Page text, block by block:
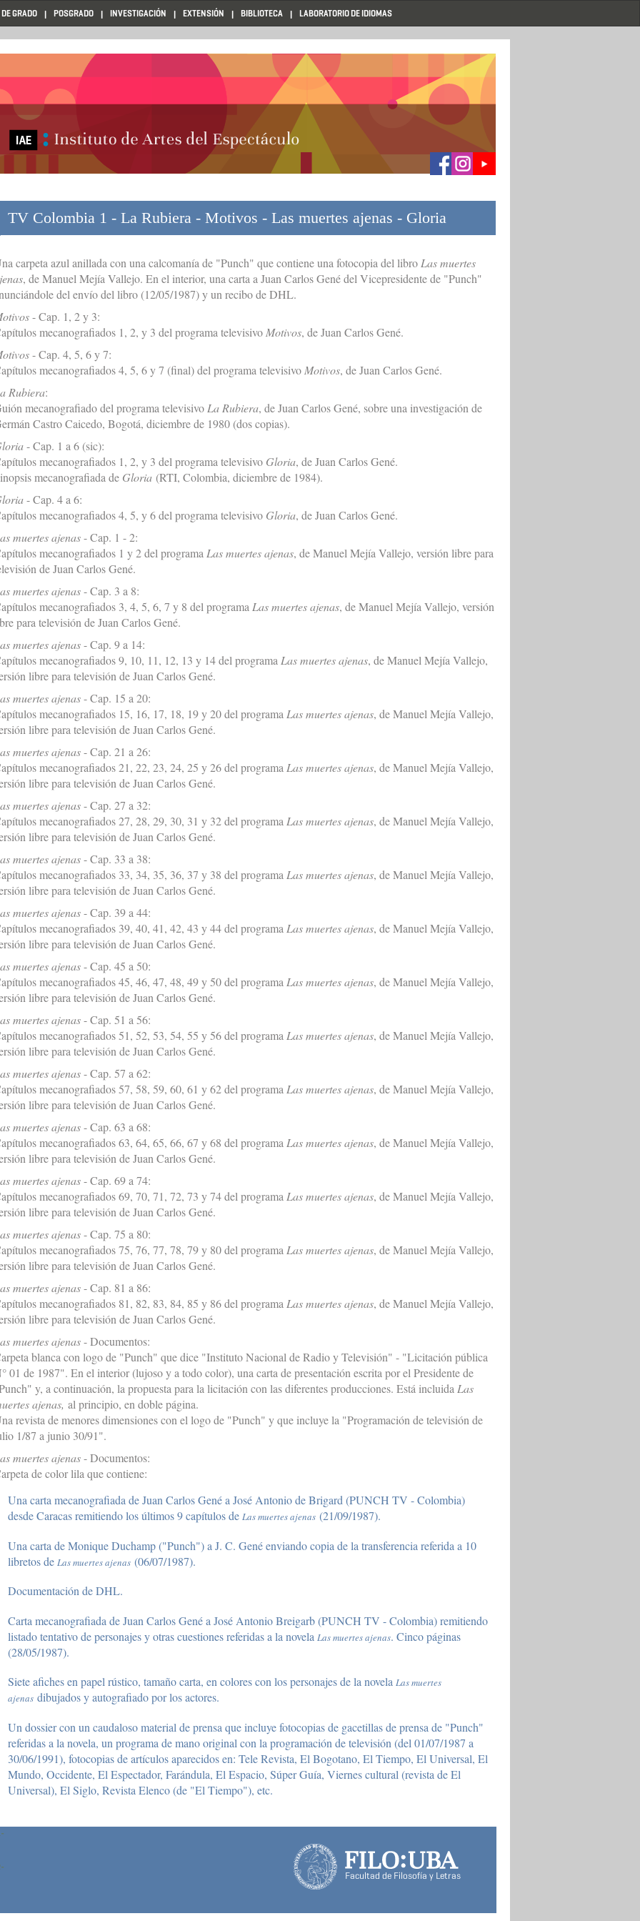
GRADO POSGRADO INVESTIGACIÓN EXTENSIÓN BIBLIOTECA LABORATORIO DE IDIOMAS
TV Colombia 1 - La Rubiera - Motivos - Las muertes ajenas - Gloria
carpeta azul anillada con una calcomanía de "Punch" que contiene una fotocopia del libro Las muertes
, de Manuel Mejía Vallejo. En el interior, una carta a Juan Carlos Gené del Vicepresidente de "Punch"
del envío del libro (12/05/1987) y un recibo de DHL.
- Cap. 1, 2 y 3:
mecanografiados 1, 2, y 3 del programa televisivo Motivos, de Juan Carlos Gené.
- Cap. 4, 5, 6 y 7:
mecanografiados 4, 5, 6 y 7 (final) del programa televisivo Motivos, de Juan Carlos Gené.
Rubiera:
mecanografiado del programa televisivo La Rubiera, de Juan Carlos Gené, sobre una investigación de
Castro Caicedo, Bogotá, diciembre de 1980 (dos copias).
- Cap. 1 a 6 (sic):
mecanografiados 1, 2, y 3 del programa televisivo Gloria, de Juan Carlos Gené.
mecanografiada de Gloria (RTI, Colombia, diciembre de 1984).
- Cap. 4 a 6:
mecanografiados 4, 5, y 6 del programa televisivo Gloria, de Juan Carlos Gené.
muertes ajenas- Cap. 1 - 2:
mecanografiados 1 y 2 del programa Las muertes ajenas, de Manuel Mejía Vallejo, versión libre para
de Juan Carlos Gené.
muertes ajenas- Cap. 3 a 8:
mecanografiados 3, 4, 5, 6, 7 y 8 del programa Las muertes ajenas, de Manuel Mejía Vallejo, versión
para televisión de Juan Carlos Gené.
muertes ajenas- Cap. 9 a 14:
mecanografiados 9, 10, 11, 12, 13 y 14 del programa Las muertes ajenas, de Manuel Mejía Vallejo,
libre para televisión de Juan Carlos Gené.
muertes ajenas- Cap. 15 a 20:
mecanografiados 15, 16, 17, 18, 19 y 20 del programa Las muertes ajenas, de Manuel Mejía Vallejo,
libre para televisión de Juan Carlos Gené.
muertes ajenas- Cap. 21 a 26:
mecanografiados 21, 22, 23, 24, 25 y 26 del programa Las muertes ajenas, de Manuel Mejía Vallejo,
libre para televisión de Juan Carlos Gené.
muertes ajenas- Cap. 27 a 32:
mecanografiados 27, 28, 29, 30, 31 y 32 del programa Las muertes ajenas, de Manuel Mejía Vallejo,
libre para televisión de Juan Carlos Gené.
muertes ajenas- Cap. 33 a 38:
mecanografiados 33, 34, 35, 36, 37 y 38 del programa Las muertes ajenas, de Manuel Mejía Vallejo,
libre para televisión de Juan Carlos Gené.
muertes ajenas- Cap. 39 a 44:
mecanografiados 39, 40, 41, 42, 43 y 44 del programa Las muertes ajenas, de Manuel Mejía Vallejo,
libre para televisión de Juan Carlos Gené.
muertes ajenas- Cap. 45 a 50:
mecanografiados 45, 46, 47, 48, 49 y 50 del programa Las muertes ajenas, de Manuel Mejía Vallejo,
libre para televisión de Juan Carlos Gené.
muertes ajenas- Cap. 51 a 56:
mecanografiados 51, 52, 53, 54, 55 y 56 del programa Las muertes ajenas, de Manuel Mejía Vallejo,
libre para televisión de Juan Carlos Gené.
muertes ajenas- Cap. 57 a 62:
mecanografiados 57, 58, 59, 60, 61 y 62 del programa Las muertes ajenas, de Manuel Mejía Vallejo,
libre para televisión de Juan Carlos Gené.
muertes ajenas- Cap. 63 a 68:
mecanografiados 63, 64, 65, 66, 67 y 68 del programa Las muertes ajenas, de Manuel Mejía Vallejo,
libre para televisión de Juan Carlos Gené.
muertes ajenas- Cap. 69 a 74:
mecanografiados 69, 70, 71, 72, 73 y 74 del programa Las muertes ajenas, de Manuel Mejía Vallejo,
libre para televisión de Juan Carlos Gené.
muertes ajenas- Cap. 75 a 80:
mecanografiados 75, 76, 77, 78, 79 y 80 del programa Las muertes ajenas, de Manuel Mejía Vallejo,
libre para televisión de Juan Carlos Gené.
muertes ajenas- Cap. 81 a 86:
mecanografiados 81, 82, 83, 84, 85 y 86 del programa Las muertes ajenas, de Manuel Mejía Vallejo,
libre para televisión de Juan Carlos Gené.
muertes ajenas- Documentos:
blanca con logo de "Punch" que dice "Instituto Nacional de Radio y Televisión" - "Licitación pública
01 de 1987". En el interior (lujoso y a todo color), una carta de presentación escrita por el Presidente de
y, a continuación, la propuesta para la licitación con las diferentes producciones. Está incluida Las
ajenas, al principio, en doble página.
revista de menores dimensiones con el logo de "Punch" y que incluye la "Programación de televisión de
1/87 a junio 30/91".
muertes ajenas- Documentos:
de color lila que contiene:
Una carta mecanografiada de Juan Carlos Gené a José Antonio de Brigard (PUNCH TV - Colombia)
desde Caracas remitiendo los últimos 9 capítulos de Las muertes ajenas (21/09/1987).
Una carta de Monique Duchamp ("Punch") a J. C. Gené enviando copia de la transferencia referida a 10
libretos de Las muertes ajenas (06/07/1987).
Documentación de DHL.
Carta mecanografiada de Juan Carlos Gené a José Antonio Breigarb (PUNCH TV - Colombia) remitiendo
listado tentativo de personajes y otras cuestiones referidas a la novela Las muertes ajenas. Cinco páginas
(28/05/1987).
Siete afiches en papel rústico, tamaño carta, en colores con los personajes de la novela Las muertes
ajenas dibujados y autografiado por los actores.
Un dossier con un caudaloso material de prensa que incluye fotocopias de gacetillas de prensa de "Punch"
referidas a la novela, un programa de mano original con la programación de televisión (del 01/07/1987 a
30/06/1991), fotocopias de artículos aparecidos en: Tele Revista, El Bogotano, El Tiempo, El Universal, El
Mundo, Occidente, El Espectador, Farándula, El Espacio, Súper Guía, Viernes cultural (revista de El
Universal), El Siglo, Revista Elenco (de "El Tiempo"), etc.